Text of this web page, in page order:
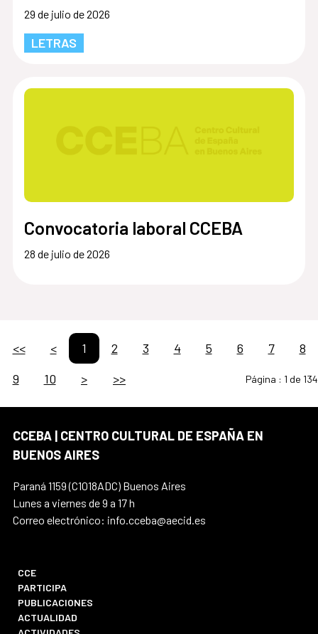
29 de julio de 2026
LETRAS
Convocatoria laboral CCEBA
28 de julio de 2026
<< < 1 2 3 4 5 6 7
8
9
10 > >> Página : 1 de 134
CCEBA | CENTRO CULTURAL DE ESPAÑA EN
BUENOS AIRES
Paraná 1159 (C1018ADC) Buenos Aires
Lunes a viernes de 9 a 17 h
Correo electrónico: info.cceba@aecid.es
CCE
PARTICIPA
PUBLICACIONES
ACTUALIDAD